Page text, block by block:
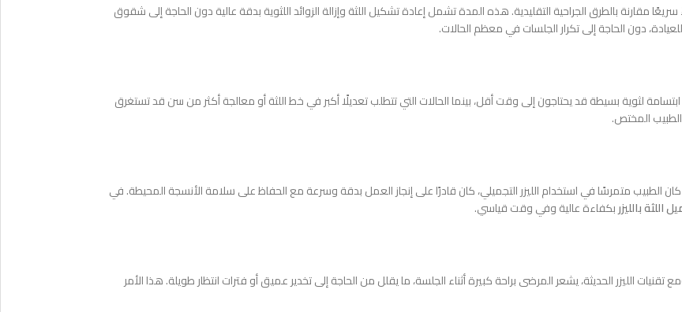
60 دقيقة فقط، وهو ما يجعلها إجراءً سريعًا مقارنة بالطرق الجراحية التقليدية. هذه المدة تشمل إعادة تشكيل اللثة وإزالة الزوائد اللثوية بدقة عالية دون الحاجة إلى شقوق
دون الحاجة إلى تكرار الجلسات في معظم الحالات.
لثوية بسيطة قد يحتاجون إلى وقت أقل، بينما الحالات التي تتطلب تعديلًا أكبر في خط اللثة أو معالجة أكثر من سن قد تستغرق
المختص.
الطبيب متمرسًا في استخدام الليزر التجميلي، كان قادرًا على إنجاز العمل بدقة وسرعة مع الحفاظ على سلامة الأنسجة المحيطة. في
اللثة بالليزربكفاءة عالية وفي وقت قياسي.
الليزر الحديثة، يشعر المرضى براحة كبيرة أثناء الجلسة، ما يقلل من الحاجة إلى تخدير عميق أو فترات انتظار طويلة. هذا الأمر